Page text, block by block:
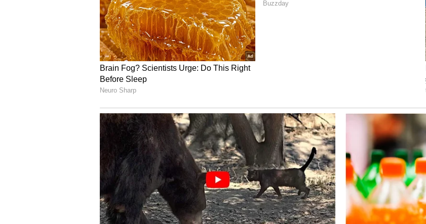
7
Image Credit : ANI
IPL 2026 Mini Auction అత్యధిక బేస్ ప్రైస్.. భారతీయ స్టార్లు ఎవరు?
ఐపీఎల్ 2026 మినీ వేలంలో అత్యధిక బేస్ ప్రైస్ రూ. 2 కోట్లుగా నిర్ణయించారు. ఈ బ్రాకెట్‌లో మొత్తం 40